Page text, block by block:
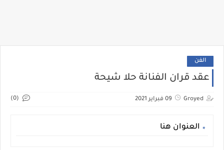
الفن
عقد قران الفنانة حلا شيحة
Groyed 09 فبراير 2021 (0)
العنوان هنا